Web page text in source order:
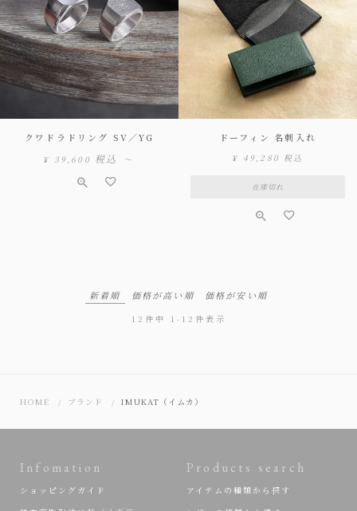
クワドラドリング SV／YG
¥ 39,600 税込 〜
ドーフィン 名刺入れ
¥ 49,280 税込
在庫切れ
新着順 価格が高い順 価格が安い順
12 件中 1 - 12 件表示
HOME ブランド IMUKAT（イムカ）
Infomation
ショッピングガイド
Products search
アイテムの種類から探す